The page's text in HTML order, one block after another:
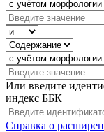
Или введите
индекс ББК
Справка о